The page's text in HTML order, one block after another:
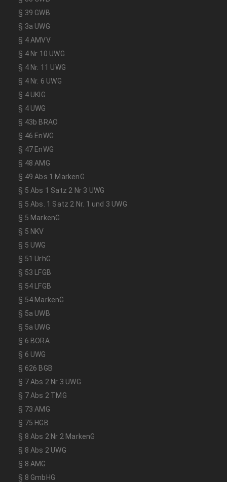
§ 39 GWB
§ 3a UWG
§ 4 AMVV
§ 4 Nr 10 UWG
§ 4 Nr. 11 UWG
§ 4 Nr. 6 UWG
§ 4 UKlG
§ 4 UWG
§ 43b BRAO
§ 46 EnWG
§ 47 EnWG
§ 48 AMG
§ 49 Abs 1 MarkenG
§ 5 Abs 1 Satz 2 Nr 3 UWG
§ 5 Abs. 1 Satz 2 Nr. 1 und 3 UWG
§ 5 MarkenG
§ 5 NKV
§ 5 UWG
§ 51 UrhG
§ 53 LFGB
§ 54 LFGB
§ 54 MarkenG
§ 5a UWB
§ 5a UWG
§ 6 BORA
§ 6 UWG
§ 626 BGB
§ 7 Abs 2 Nr 3 UWG
§ 7 Abs 2 TMG
§ 73 AMG
§ 75 HGB
§ 8 Abs 2 Nr 2 MarkenG
§ 8 Abs 2 UWG
§ 8 AMG
§ 8 GmbHG